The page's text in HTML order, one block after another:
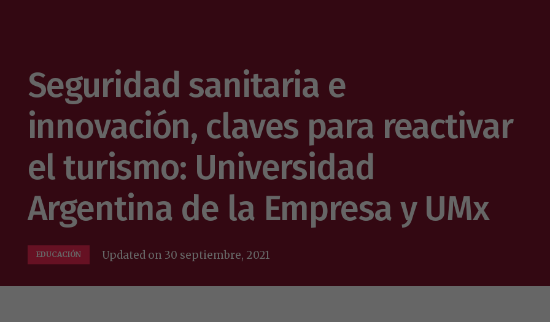
Seguridad sanitaria e
innovación, claves para reactivar
el turismo: Universidad
Argentina de la Empresa y UMx
EDUCACIÓN Updated on 30 septiembre, 2021